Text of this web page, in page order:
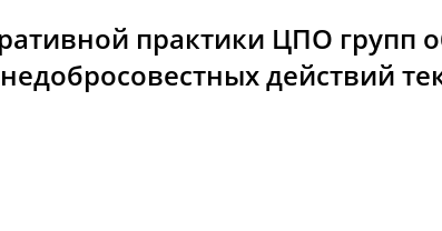
практики ЦПО групп
действий